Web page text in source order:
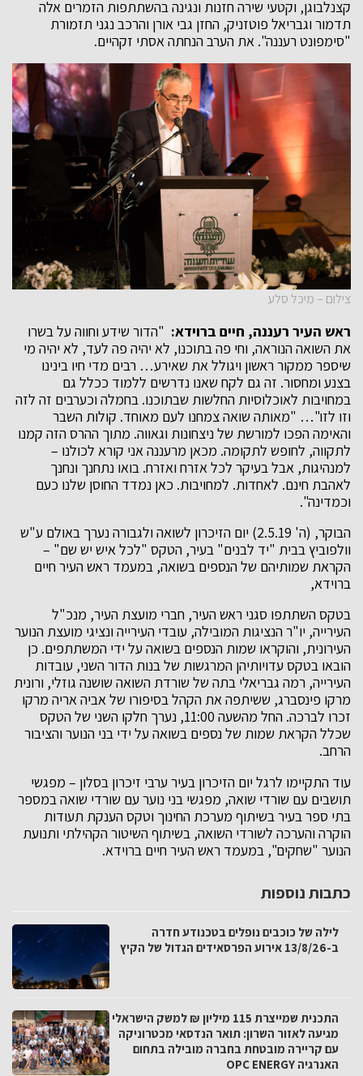
קצנלבוגן, וקטעי שירה חזנות ונגינה בהשתתפות הזמרים אלה
תדמור וגבריאל פוטזניק, החזן גבי אורן והרכב נגני תזמורת
"סימפונט רעננה". את הערב הנחתה אסתי זקהיים.
צילום – מיכל סלע
ראש העיר רעננה, חיים ברוידא: "הדור שידע וחווה על בשרו
את השואה הנוראה, וחי פה בתוכנו, לא יהיה פה לעד, לא יהיה מי
שיספר ממקור ראשון ויגולל את שאירע… רבים מדי חיו בינינו
בצנע ומחסור. זה גם לקח שאנו נדרשים ללמוד ככלל גם
במחויבות לאוכלוסיות החלשות שבתוכנו. בחמלה וכערבים זה לזה
וזו לזו"… "מאותה שואה צמחנו לעם מאוחד. קולות השבר
והאימה הפכו למורשת של ניצחונות וגאווה. מתוך ההרס הזה קמנו
לתקווה, לחופש לתקומה. מכאן מרעננה אני קורא לכולנו –
למנהיגות, אבל בעיקר לכל אזרח ואזרח. בואו נתחנך ונחנך
לאהבת חינם. לאחדות. למחויבות. כאן נמדד החוסן שלנו כעם
וכמדינה".
הבוקר, (ה' 2.5.19) יום הזיכרון לשואה ולגבורה נערך באולם ע"ש
וולפוביץ בבית "יד לבנים" בעיר, הטקס "לכל איש יש שם" –
הקראת שמותיהם של הנספים בשואה, במעמד ראש העיר חיים
ברוידא,
בטקס השתתפו סגני ראש העיר, חברי מועצת העיר, מנכ"ל
העירייה, יו"ר הנציגות המובילה, עובדי העירייה ונציגי מועצת הנוער
העירונית, והוקראו שמות הנספים בשואה על ידי המשתתפים. כן
הובאו בטקס עדויותיהן המרגשות של בנות הדור השני, עובדות
העירייה, רמה גבריאלי בתה של שורדת השואה שושנה גוזלי, ורונית
מרקו פינסברג, ששיתפה את הקהל בסיפורו של אביה אריה מרקו
זכרו לברכה. החל מהשעה 11:00, נערך חלקו השני של הטקס
שכלל הקראת שמות של נספים בשואה על ידי בני הנוער והציבור
הרחב.
עוד התקיימו לרגל יום הזיכרון בעיר ערבי זיכרון בסלון – מפגשי
תושבים עם שורדי שואה, מפגשי בני נוער עם שורדי שואה במספר
בתי ספר בעיר בשיתוף מערכת החינוך וטקס הענקת תעודות
הוקרה והערכה לשורדי השואה, בשיתוף השיטור הקהילתי ותנועת
הנוער "שחקים", במעמד ראש העיר חיים ברוידא.
כתבות נוספות
לילה של כוכבים נופלים בטכנודע חדרה
ב-13/8/26 אירוע הפרסאידים הגדול של הקיץ
התכנית שמייצרת 115 מיליון ₪ למשק הישראלי
מגיעה לאזור השרון: תואר הנדסאי מכטרוניקה
עם קריירה מובטחת בחברה מובילה בתחום
האנרגיה OPC ENERGY